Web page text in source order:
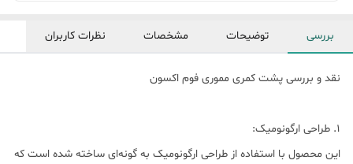
بررسی توضیحات مشخصات نظرات کاربران
نقد و بررسی پشت کمری مموری فوم اکسون
1. طراحی ارگونومیک:
این محصول با استفاده از طراحی ارگونومیک به گونه‌ای ساخته شده است که